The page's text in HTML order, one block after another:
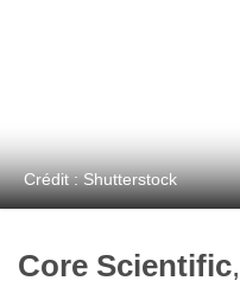
Crédit : Shutterstock
Core Scientific